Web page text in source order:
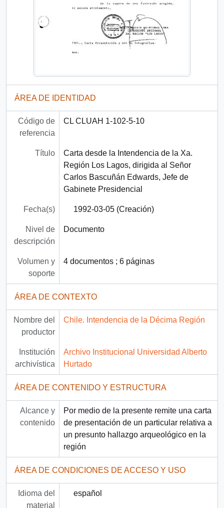
ÁREA DE IDENTIDAD
Código de
referencia
CL CLUAH 1-102-5-10
Título
Carta desde la Intendencia de la Xa.
Región Los Lagos, dirigida al Señor
Carlos Bascuñán Edwards, Jefe de
Gabinete Presidencial
Fecha(s) 1992-03-05 (Creación)
Nivel de
descripción
Documento
Volumen y
soporte
4 documentos ; 6 páginas
ÁREA DE CONTEXTO
Nombre del
productor
Chile. Intendencia de la Décima Región
Institución
archivística
Archivo Institucional Universidad Alberto
Hurtado
ÁREA DE CONTENIDO Y ESTRUCTURA
Alcance y
contenido
Por medio de la presente remite una carta
de presentación de un particular relativa a
un presunto hallazgo arqueológico en la
región
ÁREA DE CONDICIONES DE ACCESO Y USO
Idioma del
material
español